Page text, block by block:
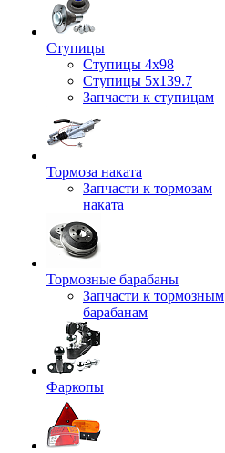
Ступицы
Ступицы 4x98
Ступицы 5x139.7
Запчасти к ступицам
Тормоза наката
Запчасти к тормозам
наката
Тормозные барабаны
Запчасти к тормозным
барабанам
Фаркопы